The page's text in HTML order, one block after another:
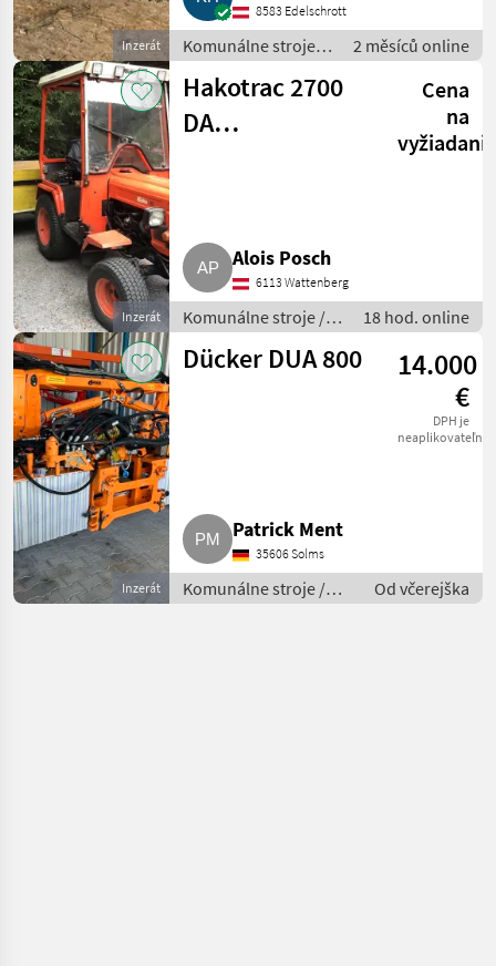
Inzerát
8583 Edelschrott
Komunálne stroje /
Snehové drapáky a
snehové frézy
2 měsíců online
Inzerát
Hakotrac 2700
DA
Cena
na
Alois Posch
6113 Wattenberg
Komunálne stroje /
Ostatné komunálne
náradia
18 hod. online
Inzerát
Dücker DUA 800
14.000
€
DPH je
neaplikovateľné
Patrick Ment
35606 Solms
Komunálne stroje /
Spádová kosačka
Od včerejška